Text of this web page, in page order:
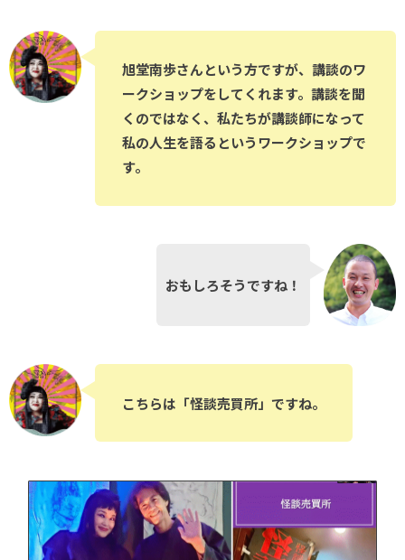
旭堂南歩さんという方ですが、講談のワ
ークショップをしてくれます。講談を聞
くのではなく、私たちが講談師になって
私の人生を語るというワークショップで
す。
おもしろそうですね！
こちらは「怪談売買所」ですね。